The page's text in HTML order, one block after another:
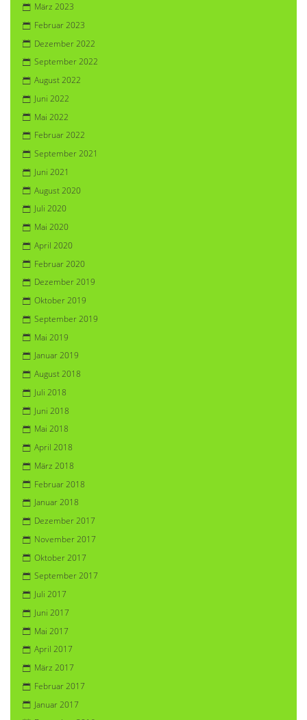
März 2023
Februar 2023
Dezember 2022
September 2022
August 2022
Juni 2022
Mai 2022
Februar 2022
September 2021
Juni 2021
August 2020
Juli 2020
Mai 2020
April 2020
Februar 2020
Dezember 2019
Oktober 2019
September 2019
Mai 2019
Januar 2019
August 2018
Juli 2018
Juni 2018
Mai 2018
April 2018
März 2018
Februar 2018
Januar 2018
Dezember 2017
November 2017
Oktober 2017
September 2017
Juli 2017
Juni 2017
Mai 2017
April 2017
März 2017
Februar 2017
Januar 2017